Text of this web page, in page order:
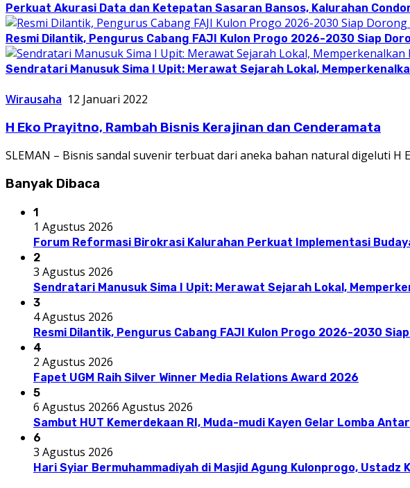
Perkuat Akurasi Data dan Ketepatan Sasaran Bansos, Kalurahan
Resmi Dilantik, Pengurus Cabang FAJI Kulon Progo 2026-2030 Siap
Sendratari Manusuk Sima I Upit: Merawat Sejarah Lokal,
Wirausaha 12 Januari 2022
H Eko Prayitno, Rambah Bisnis Kerajinan dan Cenderamata
SLEMAN – Bisnis sandal suvenir terbuat dari aneka bahan natural digeluti H
Banyak Dibaca
1
1 Agustus 2026
Forum Reformasi Birokrasi Kalurahan Perkuat Implementasi
2
3 Agustus 2026
Sendratari Manusuk Sima I Upit: Merawat Sejarah Lokal,
3
4 Agustus 2026
Resmi Dilantik, Pengurus Cabang FAJI Kulon Progo 2026-2030
4
2 Agustus 2026
Fapet UGM Raih Silver Winner Media Relations Award 2026
5
6 Agustus 20266 Agustus 2026
Sambut HUT Kemerdekaan RI, Muda-mudi Kayen Gelar Lomba
6
3 Agustus 2026
Hari Syiar Bermuhammadiyah di Masjid Agung Kulonprogo,